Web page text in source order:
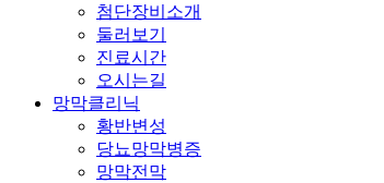
첨단장비소개
둘러보기
진료시간
오시는길
망막클리닉
황반변성
당뇨망막병증
망막전막